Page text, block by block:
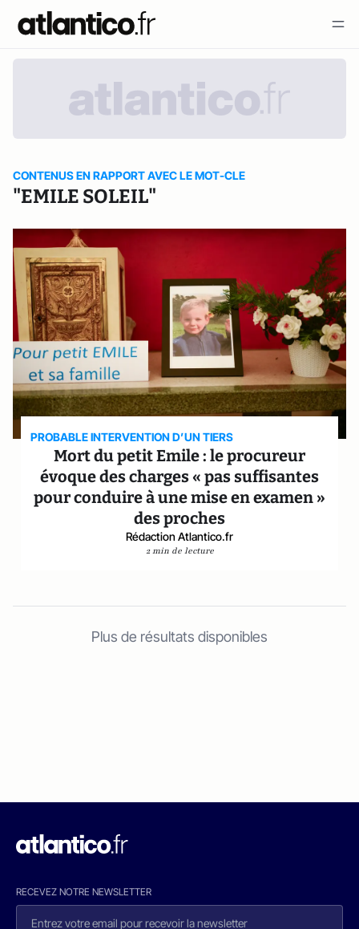
CONTENUS EN RAPPORT AVEC LE MOT-CLE
"EMILE SOLEIL"
PROBABLE INTERVENTION D’UN TIERS
Mort du petit Emile : le procureur
évoque des charges « pas suffisantes
pour conduire à une mise en examen »
des proches
Rédaction Atlantico.fr
2 min de lecture
Plus de résultats disponibles
RECEVEZ NOTRE NEWSLETTER